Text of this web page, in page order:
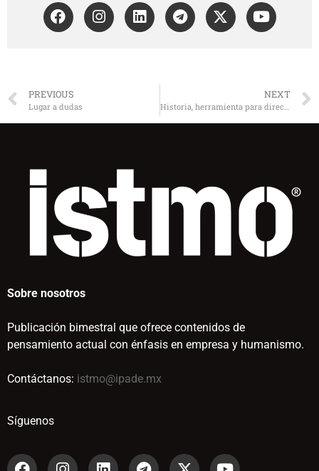
PREVIOUS
Lugar a dudas
NEXT
Historia, herramienta para directivos
Sobre nosotros
Publicación bimestral que ofrece contenidos de
pensamiento actual con énfasis en empresa y humanismo.
Contáctanos: istmo@ipade.mx
Síguenos